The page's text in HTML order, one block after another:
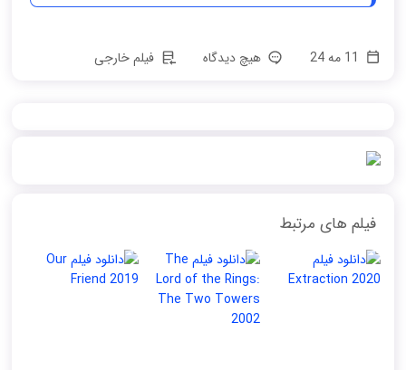
هیچ دیدگاه فیلم خارجی
فیلم های مرتبط